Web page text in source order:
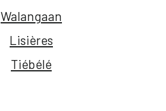
Walangaan
Lisières
Tiébélé